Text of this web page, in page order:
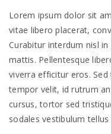
Lorem ipsum dolor sit
vitae libero placerat,
Curabitur interdum nisl
mattis. Pellentesque
viverra efficitur eros.
tempor velit, id rutrum
cursus, tortor sed
sodales vestibulum